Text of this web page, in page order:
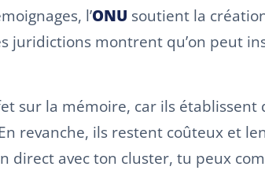
l’ONU soutient la
juridictions montrent qu’on peut
sur la mémoire, car ils
revanche, ils restent coûteux et
direct avec ton cluster, tu peux